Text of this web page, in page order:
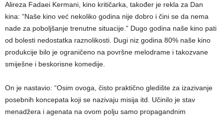
Alireza Fadaei Kermani, kino kritičarka, također je rekla za Dan
kina: “Naše kino već nekoliko godina nije dobro i čini se da nema
nade za poboljšanje trenutne situacije.” Dugo godina naše kino pati
od bolesti nedostatka raznolikosti. Dugi niz godina 80% naše kino
produkcije bilo je ograničeno na površne melodrame i takozvane
smiješne i beskorisne komedije.
On je nastavio: “Osim ovoga, čisto praktično gledište za izazivanje
posebnih koncepata koji se nazivaju misija itd. Učinilo je stav
menadžera i agenata na ovom polju samo propagandnim